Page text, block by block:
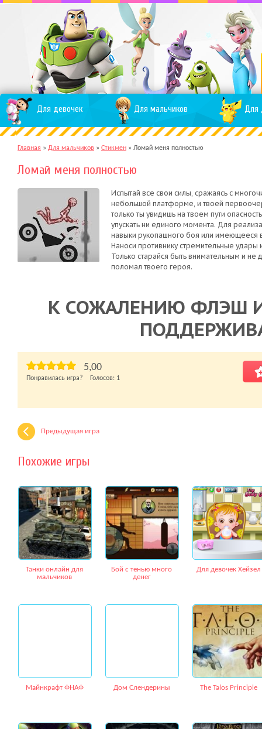
Для девочек Для мальчиков Для
Главная » Для мальчиков » Стикмен » Ломай меня полностью
Ломай меня полностью
Испытай все свои силы, сражаясь с
небольшой платформе, и твоей
только ты увидишь на твоем пути
упускать ни единого момента. Для
навыки рукопашного боя или имеющееся
Наноси противнику стремительные
Только старайся быть внимательным и не
поломал твоего героя.
К СОЖАЛЕНИЮ ФЛЭШ
5,00
Понравилась игра? Голосов: 1
Предыдущая игра
Похожие игры
Танки онлайн для
мальчиков
Бой с тенью много
денег
Для девочек Хейзел
Майнкрафт ФНАФ Дом Слендерины The Talos Principle